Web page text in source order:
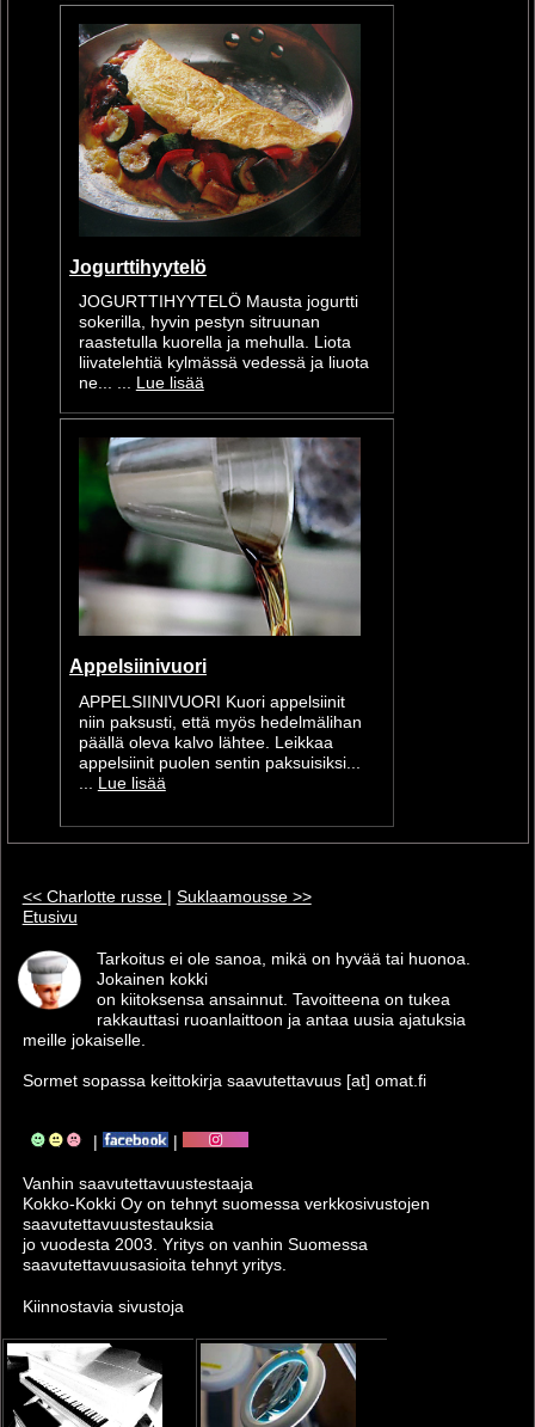
Jogurttihyytelö
JOGURTTIHYYTELÖ Mausta jogurtti
sokerilla, hyvin pestyn sitruunan
raastetulla kuorella ja mehulla. Liota
liivatelehtiä kylmässä vedessä ja liuota
ne... ... Lue lisää
Appelsiinivuori
APPELSIINIVUORI Kuori appelsiinit
niin paksusti, että myös hedelmälihan
päällä oleva kalvo lähtee. Leikkaa
appelsiinit puolen sentin paksuisiksi...
... Lue lisää
<< Charlotte russe
Suklaamousse >>
Etusivu
Tarkoitus ei ole sanoa, mikä on hyvää tai huonoa.
Jokainen kokki
on kiitoksensa ansainnut. Tavoitteena on tukea
rakkauttasi ruoanlaittoon ja antaa uusia ajatuksia
meille jokaiselle.
Sormet sopassa keittokirja saavutettavuus [at] omat.fi
Vanhin saavutettavuus­testaaja
Kokko-Kokki Oy on tehnyt suomessa verkkosivustojen
saavutettavuus­testauksia
jo vuodesta 2003. Yritys on vanhin Suomessa
saavutettavuusasioita tehnyt yritys.
Kiinnostavia sivustoja